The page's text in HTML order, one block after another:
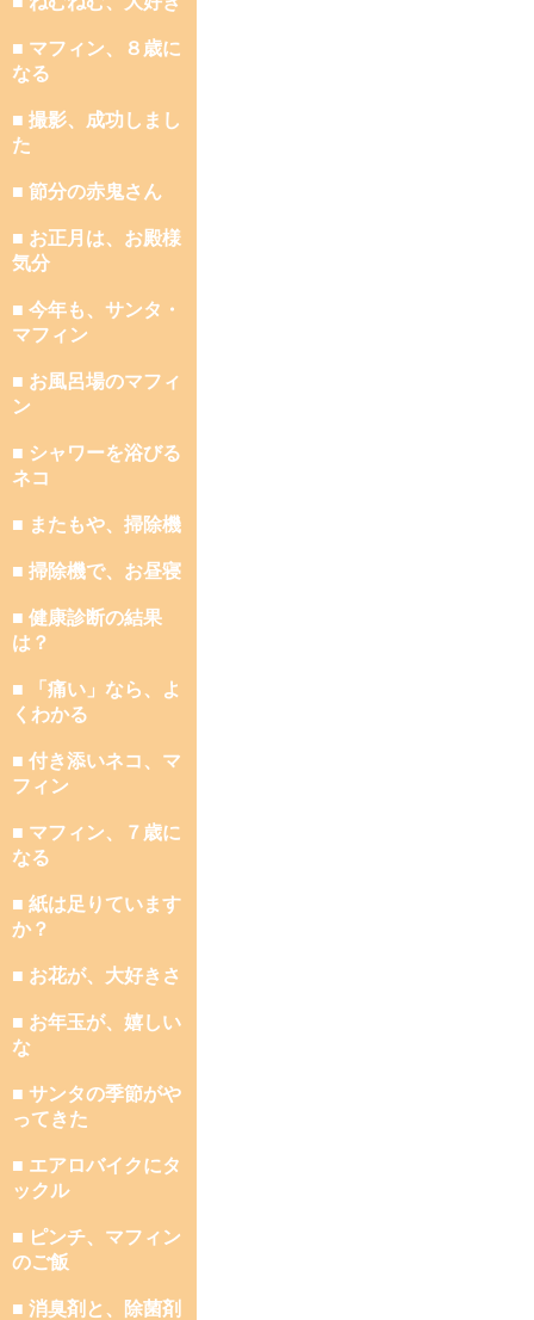
■ マフィン、８歳に
なる
■ 撮影、成功しまし
た
■ 節分の赤鬼さん
■ お正月は、お殿様
気分
■ 今年も、サンタ・
マフィン
■ お風呂場のマフィ
ン
■ シャワーを浴びる
ネコ
■ またもや、掃除機
■ 掃除機で、お昼寝
■ 健康診断の結果
は？
■ 「痛い」なら、よ
くわかる
■ 付き添いネコ、マ
フィン
■ マフィン、７歳に
なる
■ 紙は足りています
か？
■ お花が、大好きさ
■ お年玉が、嬉しい
な
■ サンタの季節がや
ってきた
■ エアロバイクにタ
ックル
■ ピンチ、マフィン
のご飯
■ 消臭剤と、除菌剤